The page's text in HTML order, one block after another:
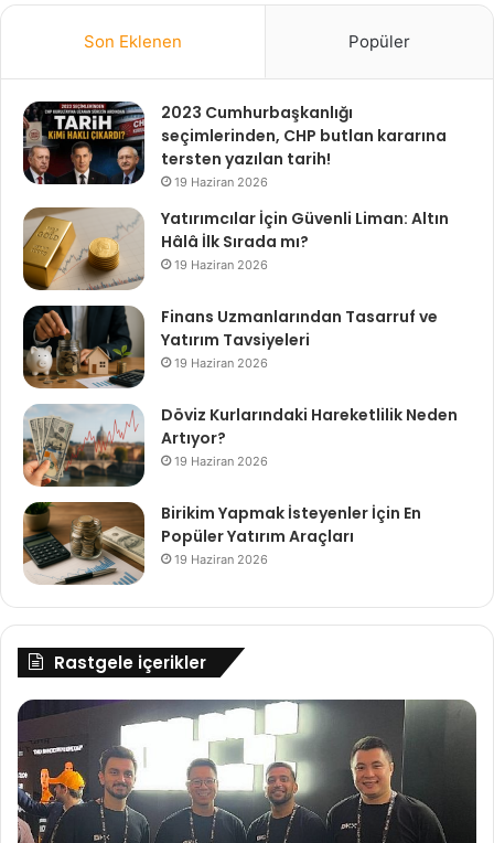
Son Eklenen Popüler
2023 Cumhurbaşkanlığı
seçimlerinden, CHP butlan kararına
tersten yazılan tarih!
19 Haziran 2026
Yatırımcılar İçin Güvenli Liman: Altın
Hâlâ İlk Sırada mı?
19 Haziran 2026
Finans Uzmanlarından Tasarruf ve
Yatırım Tavsiyeleri
19 Haziran 2026
Döviz Kurlarındaki Hareketlilik Neden
Artıyor?
19 Haziran 2026
Birikim Yapmak İsteyenler İçin En
Popüler Yatırım Araçları
19 Haziran 2026
Rastgele içerikler
TOKEN2049’da
paralar
için
hava
iyimserdi